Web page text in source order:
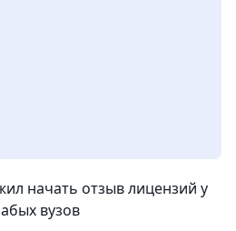
начать отзыв лицензий у
вузов